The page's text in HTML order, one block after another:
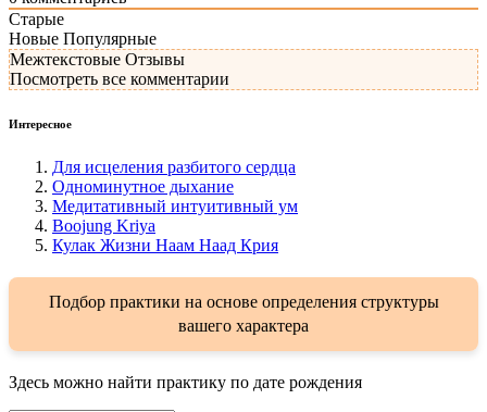
Старые
Новые Популярные
Межтекстовые Отзывы
Посмотреть все комментарии
Интересное
Для исцеления разбитого сердца
Одноминутное дыхание
Медитативный интуитивный ум
Boojung Kriya
Кулак Жизни Наам Наад Крия
Подбор практики на основе определения структуры
вашего характера
Здесь можно найти практику по дате рождения